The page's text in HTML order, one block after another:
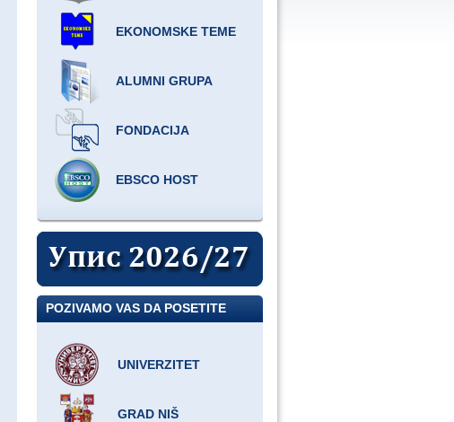
EKONOMSKE TEME
ALUMNI GRUPA
FONDACIJA
EBSCO HOST
POZIVAMO VAS DA POSETITE
UNIVERZITET
GRAD NIŠ